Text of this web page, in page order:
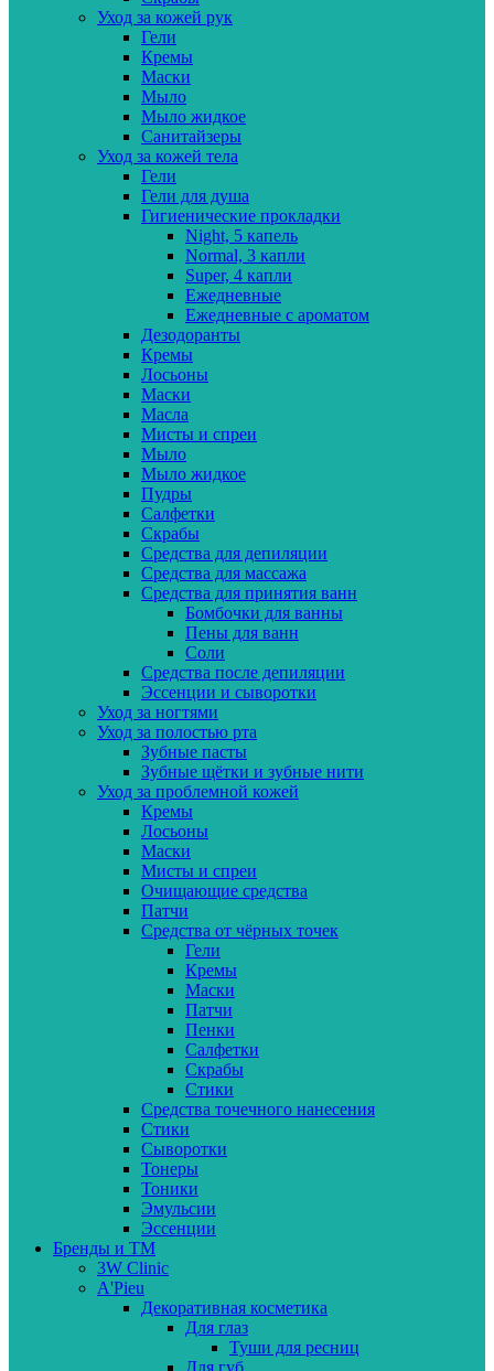
Уход за кожей рук
Гели
Кремы
Маски
Мыло
Мыло жидкое
Санитайзеры
Уход за кожей тела
Гели
Гели для душа
Гигиенические прокладки
Night, 5 капель
Normal, 3 капли
Super, 4 капли
Ежедневные
Ежедневные с ароматом
Дезодоранты
Кремы
Лосьоны
Маски
Масла
Мисты и спреи
Мыло
Мыло жидкое
Пудры
Салфетки
Скрабы
Средства для депиляции
Средства для массажа
Средства для принятия ванн
Бомбочки для ванны
Пены для ванн
Соли
Средства после депиляции
Эссенции и сыворотки
Уход за ногтями
Уход за полостью рта
Зубные пасты
Зубные щётки и зубные нити
Уход за проблемной кожей
Кремы
Лосьоны
Маски
Мисты и спреи
Очищающие средства
Патчи
Средства от чёрных точек
Гели
Кремы
Маски
Патчи
Пенки
Салфетки
Скрабы
Стики
Средства точечного нанесения
Стики
Сыворотки
Тонеры
Тоники
Эмульсии
Эссенции
Бренды и ТМ
3W Clinic
A'Pieu
Декоративная косметика
Для глаз
Туши для ресниц
Для губ